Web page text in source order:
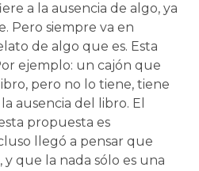
a la ausencia de algo, ya
Pero siempre va en
de algo que es. Esta
ejemplo: un cajón que
pero no lo tiene, tiene
ausencia del libro. El
propuesta es
llegó a pensar que
y que la nada sólo es una